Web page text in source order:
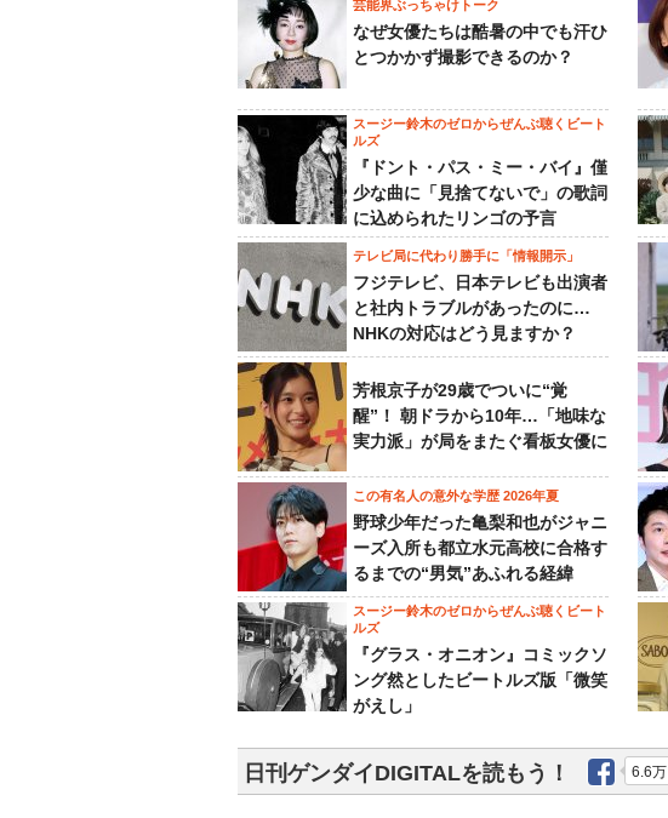
芸能界ぶっちゃけトーク
なぜ女優たちは酷暑の中でも汗ひ
とつかかず撮影できるのか？
スージー鈴木のゼロからぜんぶ聴くビート
ルズ
『ドント・パス・ミー・バイ』僅
少な曲に「見捨てないで」の歌詞
に込められたリンゴの予言
テレビ局に代わり勝手に「情報開示」
フジテレビ、日本テレビも出演者
と社内トラブルがあったのに…
NHKの対応はどう見ますか？
芳根京子が29歳でついに“覚
醒”！ 朝ドラから10年…「地味な
実力派」が局をまたぐ看板女優に
この有名人の意外な学歴 2026年夏
野球少年だった亀梨和也がジャニ
ーズ入所も都立水元高校に合格す
るまでの“男気”あふれる経緯
スージー鈴木のゼロからぜんぶ聴くビート
ルズ
『グラス・オニオン』コミックソ
ング然としたビートルズ版「微笑
がえし」
日刊ゲンダイDIGITALを読もう！ 6.6万